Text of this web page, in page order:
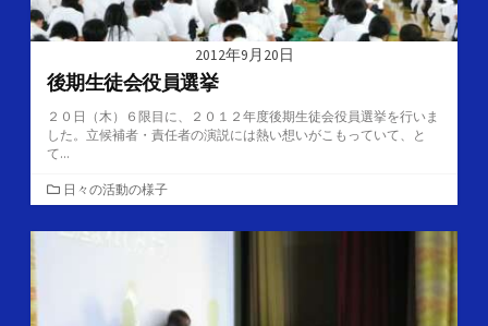
2012年9月20日
後期生徒会役員選挙
２０日（木）６限目に、２０１２年度後期生徒会役員選挙を行いま
した。立候補者・責任者の演説には熱い想いがこもっていて、と
て...
カ
テ
ゴ
日々の活動の様子